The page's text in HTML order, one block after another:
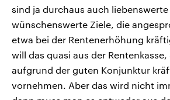
sind ja durchaus auch
wünschenswerte Ziele, die
etwa bei der Rentenerhöhung
will das quasi aus der
aufgrund der guten Konjunktur
vornehmen. Aber das wird nicht